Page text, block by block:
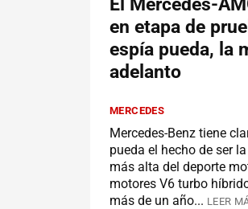
El Mercedes-
en etapa de
espía pueda, la
adelanto
MERCEDES
Mercedes-Benz tiene
pueda el hecho de ser
más alta del deporte
motores V6 turbo
más de un año... LEER